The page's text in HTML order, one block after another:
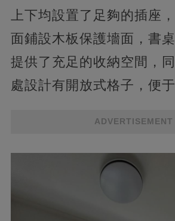
上下均設置了足夠的插座
面鋪設木板保護墻面，書
提供了充足的收納空間，
處設計有開放式格子，便于
ADVERTISEMENT